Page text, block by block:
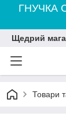
ГНУЧКА
Щедрий
Товари